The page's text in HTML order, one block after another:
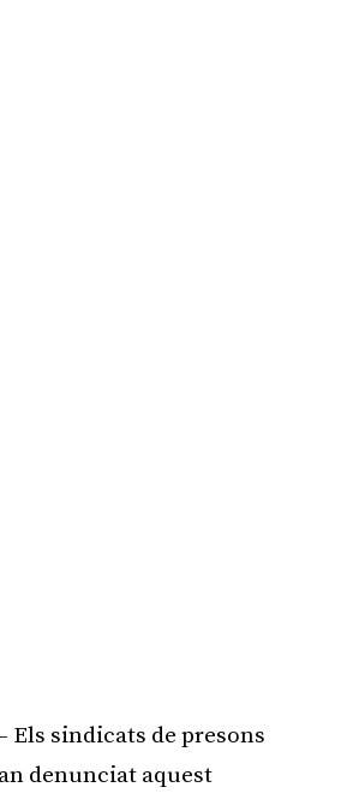
Els sindicats de presons
denunciat aquest